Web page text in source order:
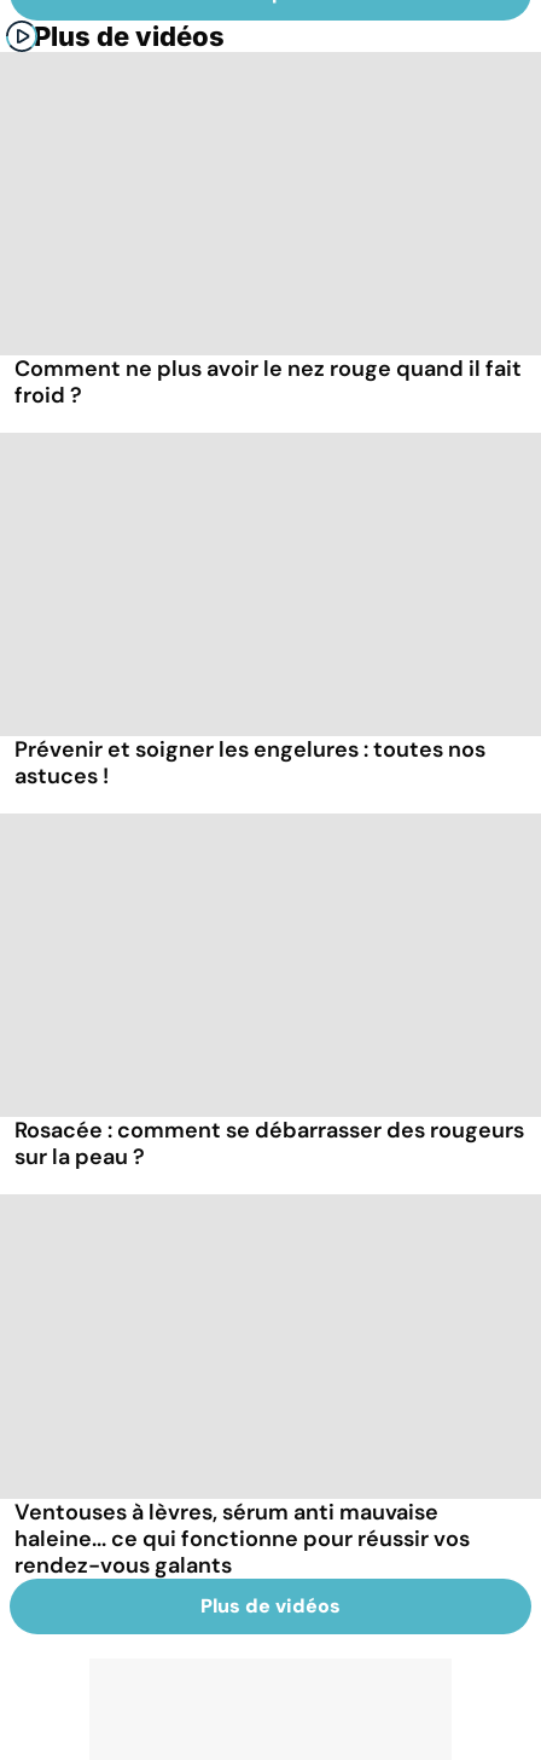
Plus de vidéos
Comment ne plus avoir le nez rouge quand il fait
froid ?
Prévenir et soigner les engelures : toutes nos
astuces !
Rosacée : comment se débarrasser des rougeurs
sur la peau ?
Ventouses à lèvres, sérum anti mauvaise
haleine... ce qui fonctionne pour réussir vos
rendez-vous galants
Plus de vidéos